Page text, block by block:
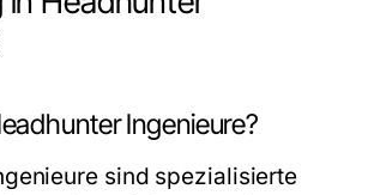
Ingenieure?
sind spezialisierte